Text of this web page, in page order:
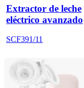
Extractor de leche
eléctrico avanzado
SCF391/11